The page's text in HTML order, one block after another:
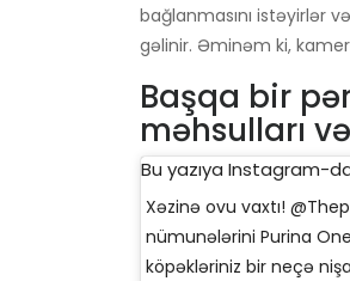
bağlanmasını istəyirlər
gəlinir. Əminəm ki,
Başqa bir
məhsulları
Bu yazıya Instagram-
Xəzinə ovu vaxtı!
nümunələrini Purina
köpəkləriniz bir neçə